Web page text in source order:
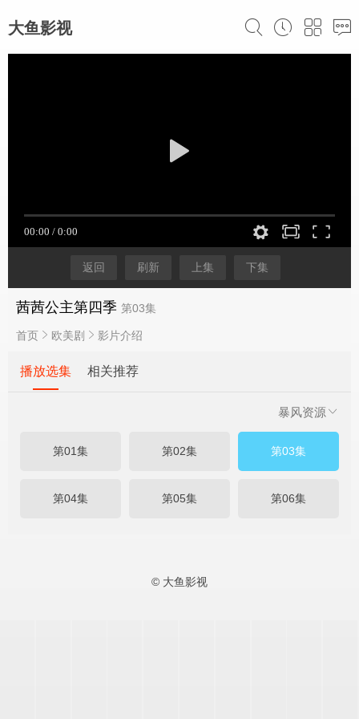
大鱼影视
返回 刷新 上集 下集
茜茜公主第四季 第03集
首页 欧美剧 影片介绍
播放选集 相关推荐
暴风资源
第01集 第02集 第03集
第04集 第05集 第06集
© 大鱼影视